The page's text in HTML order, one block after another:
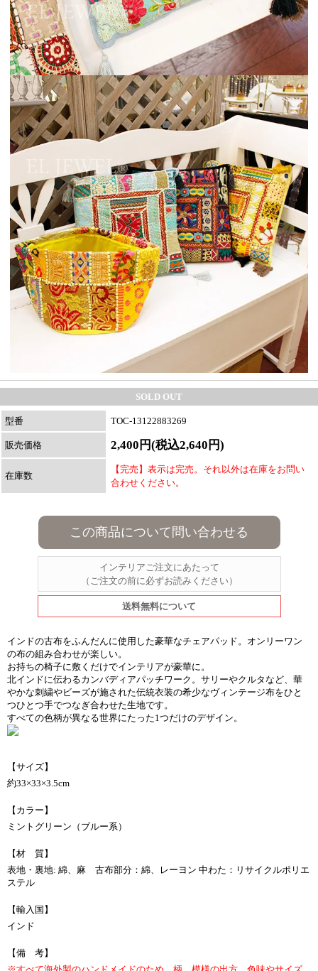
SOLD OUT
型番 TOC-13122883269
販売価格 2,400円(税込2,640円)
在庫数
【完売】表示は完売。それ以外は在庫をお問い
合わせください。
この商品について問い合わせる
インテリアご注文にあたって
（ご注文の前に必ずお読みください）
送料無料について
インドの古布をふんだんに使用した豪華なチェアパッド。オンリーワン
の布の組み合わせが楽しい。
お持ちの椅子に敷くだけでインテリアが豪華に。
北インドに伝わるカンバディアパッチワーク。サリーやクルタなど、華
やかな刺繍やビーズが施された伝統衣装の希少なヴィンテージ布をひと
つひとつ手でつなぎ合わせた生地です。
すべての色柄が異なる世界にたった1つだけのデザイン。
【サイズ】
約33×33×3.5cm
【カラー】
ミントグリーン（ブルー系）
【材 質】
表地・裏地: 綿、麻 古布部分：綿、レーヨン 中わた：リサイクルポリエ
ステル
【輸入国】
インド
【備 考】